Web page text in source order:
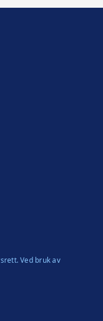
Ved bruk av